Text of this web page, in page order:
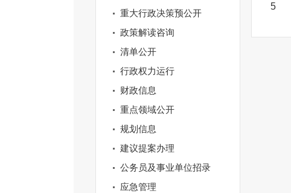
重大行政决策预公开
政策解读咨询
清单公开
行政权力运行
财政信息
重点领域公开
规划信息
建议提案办理
公务员及事业单位招录
应急管理
5